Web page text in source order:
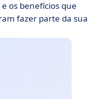
os benefícios que
fazer parte da sua